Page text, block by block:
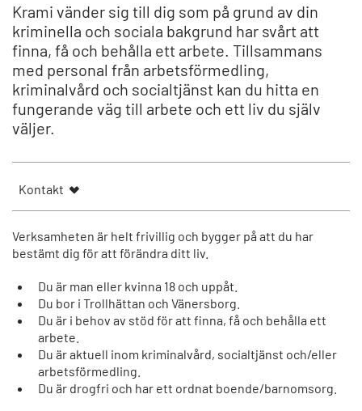
Krami vänder sig till dig som på grund av din
kriminella och sociala bakgrund har svårt att
finna, få och behålla ett arbete. Tillsammans
med personal från arbetsförmedling,
kriminalvård och socialtjänst kan du hitta en
fungerande väg till arbete och ett liv du själv
väljer.
Kontakt
Verksamheten är helt frivillig och bygger på att du har
bestämt dig för att förändra ditt liv.
Du är man eller kvinna 18 och uppåt.
Du bor i Trollhättan och Vänersborg.
Du är i behov av stöd för att finna, få och behålla ett
arbete.
Du är aktuell inom kriminalvård, socialtjänst och/eller
arbetsförmedling.
Du är drogfri och har ett ordnat boende/barnomsorg.